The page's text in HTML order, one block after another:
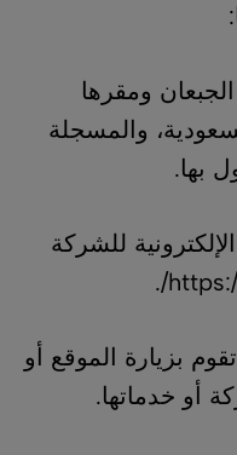
ومقرها
والمسجلة
بها.
للشركة
.
بزيارة الموقع أو
أو خدماتها.